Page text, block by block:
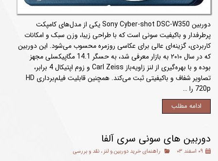
دوربین Sony Cyber-shot DSC-W350 یکی از مدل‌های کامپکت
پرطرفدار و باکیفیت سونی است که با طراحی زیبا، وزن سبک و امکانات
کاربردی، گزینه‌ای عالی برای عکاسی روزمره محسوب می‌شود. این دوربین
که در سال ۲۰۱۰ به بازار معرفی شد، به حسگر 14.1 مگاپیکسلی مجهز
بوده و با بهره‌گیری از لنز زاویه‌باز Carl Zeiss و زوم اپتیکال 4 برابر،
تصاویر شفاف و باکیفیتی ثبت می‌کند. همچنین قابلیت فیلم‌برداری HD
720p را …
ادامه مطلب
دوربین های سونی سری آلفا
۰۹ اسفند ۰۳ راهنمای خرید دوربین و لنز، نقد و بررسی